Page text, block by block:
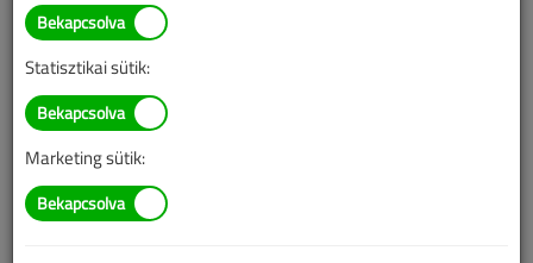
Illetve, ha még nem tette meg, kérjük, regisztráljon!
Tudnivalók az online lapszámvásárlásról
Van más mód ahhoz, hogy hozzáférjek egy lapszámhoz?
Statisztikai sütik:
Marketing sütik: